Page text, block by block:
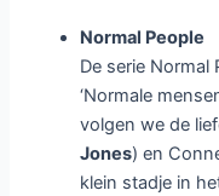
Normal People
De serie
‘Normale
volgen we de
Jones) en
klein stadje in